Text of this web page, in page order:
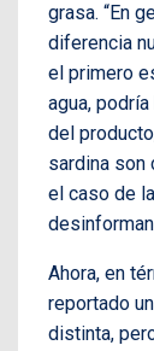
grasa. “En
diferencia
el primero
agua,
del
sardina son
el caso de
Ahora, en
reportado
distinta,